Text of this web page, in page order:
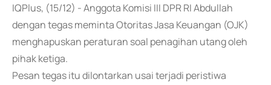
IQPlus, (15/12) - Anggota Komisi III DPR RI Abdullah
dengan tegas meminta Otoritas Jasa Keuangan (OJK)
menghapuskan peraturan soal penagihan utang oleh
pihak ketiga.
Pesan tegas itu dilontarkan usai terjadi peristiwa